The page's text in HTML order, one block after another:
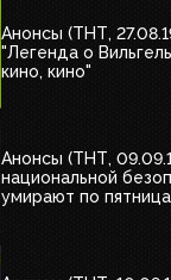
Анонсы (ТНТ,
"Легенда о
кино, кино"
Анонсы (ТНТ,
национальной
умирают по